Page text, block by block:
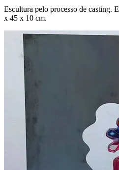
Escultura pelo processo de casting.
x 45 x 10 cm.